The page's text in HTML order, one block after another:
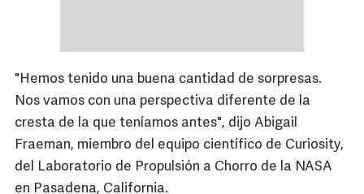
"Hemos tenido una buena cantidad de sorpresas.
Nos vamos con una perspectiva diferente de la
cresta de la que teníamos antes", dijo Abigail
Fraeman, miembro del equipo científico de Curiosity,
del Laboratorio de Propulsión a Chorro de la NASA
en Pasadena, California.